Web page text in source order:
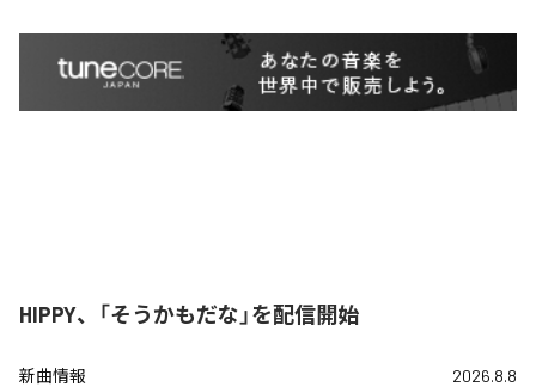
HIPPY、「そうかもだな」を配信開始
新曲情報 2026.8.8